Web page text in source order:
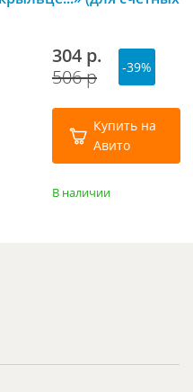
304 р.
506 р
-39%
Купить на
Авито
В наличии